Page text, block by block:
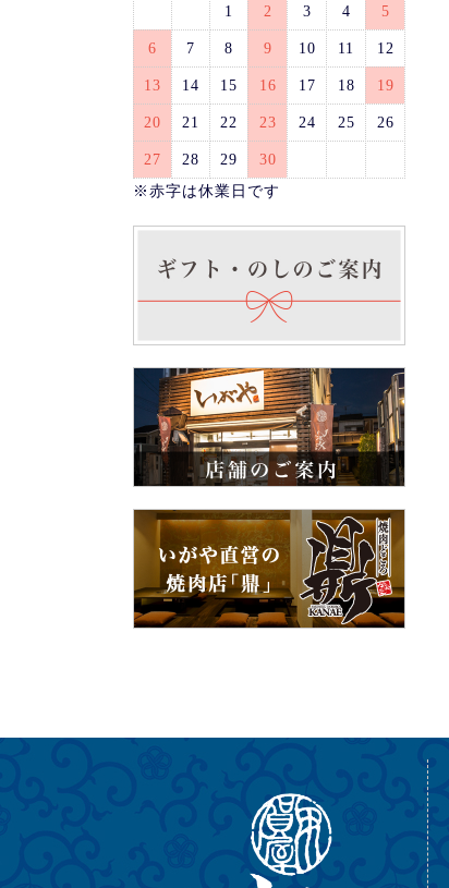
1 2 3 4 5
6 7 8 9 10 11 12
13 14 15 16 17 18 19
20 21 22 23 24 25 26
27 28 29
30
※赤字は休業日です